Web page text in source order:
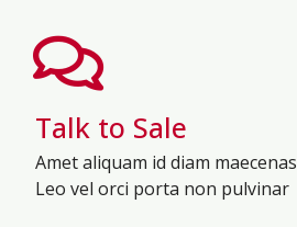
Talk to Sale
Amet aliquam id diam
Leo vel orci porta non pulvinar